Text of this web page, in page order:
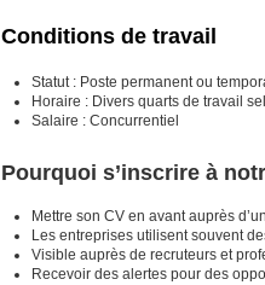
Conditions de travail
Statut : Poste permanent ou
Horaire : Divers quarts de travail
Salaire : Concurrentiel
Pourquoi s’inscrire à
Mettre son CV en avant auprès
Les entreprises utilisent souvent
Visible auprès de recruteurs et
Recevoir des alertes pour des